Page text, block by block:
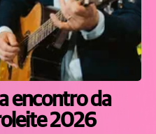
encontro da
2026